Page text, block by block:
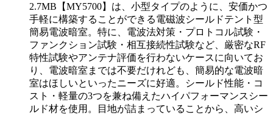
2.7MB 【MY5700】は、小型タイプのように、安価かつ
手軽に構築することができる電磁波シールドテント型
簡易電波暗室。特に、電波法対策・プロトコル試験・
ファンクション試験・相互接続性試験など、厳密なRF
特性試験やアンテナ評価を行わないケースに向いてお
り、電波暗室までは不要だけれども、簡易的な電波暗
室はほしいといったニーズに好適。シールド性能・コ
スト・軽量の3つを兼ね備えたハイパフォーマンスシー
ルド材を使用。目地が詰まっていることから、高いシ